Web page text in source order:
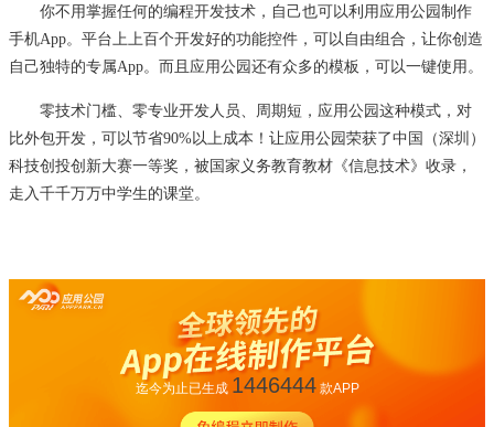
你不用掌握任何的编程开发技术，自己也可以利用应用公园制作
手机App。平台上上百个开发好的功能控件，可以自由组合，让你创造
自己独特的专属App。而且应用公园还有众多的模板，可以一键使用。
零技术门槛、零专业开发人员、周期短，应用公园这种模式，对
比外包开发，可以节省90%以上成本！让应用公园荣获了中国（深圳）
科技创投创新大赛一等奖，被国家义务教育教材《信息技术》收录，
走入千千万万中学生的课堂。
迄今为止已生成 1446444款APP